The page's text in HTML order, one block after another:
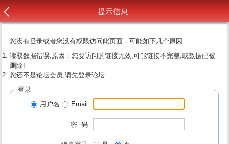
提示信息
您没有登录或者您没有权限访问此页面，可能如下几个原因:
读取数据错误,原因：您要访问的链接无效,可能链接不完整,或数据已被
删除!
您还不是论坛会员,请先登录论坛
登录
用户名
Email
密 码